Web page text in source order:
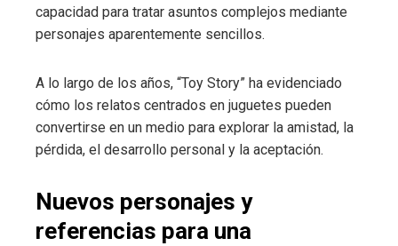
capacidad para tratar asuntos complejos mediante
personajes aparentemente sencillos.
A lo largo de los años, “Toy Story” ha evidenciado
cómo los relatos centrados en juguetes pueden
convertirse en un medio para explorar la amistad, la
pérdida, el desarrollo personal y la aceptación.
Nuevos personajes y
referencias para una